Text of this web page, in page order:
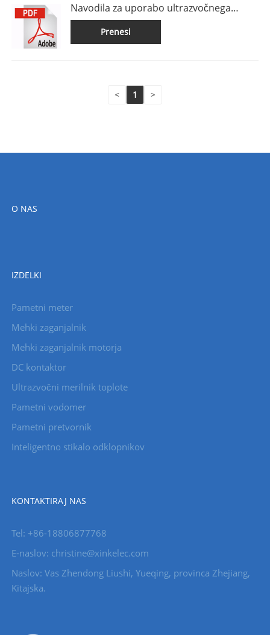
Navodila za uporabo ultrazvočnega
vodomera XK
Prenesi
< 1 >
O NAS
IZDELKI
Pametni meter
Mehki zaganjalnik
Mehki zaganjalnik motorja
DC kontaktor
Ultrazvočni merilnik toplote
Pametni vodomer
Pametni pretvornik
Inteligentno stikalo odklopnikov
KONTAKTIRAJ NAS
Tel: +86-18806877768
E-naslov: christine@xinkelec.com
Naslov: Vas Zhendong Liushi, Yueqing, provinca Zhejiang,
Kitajska.